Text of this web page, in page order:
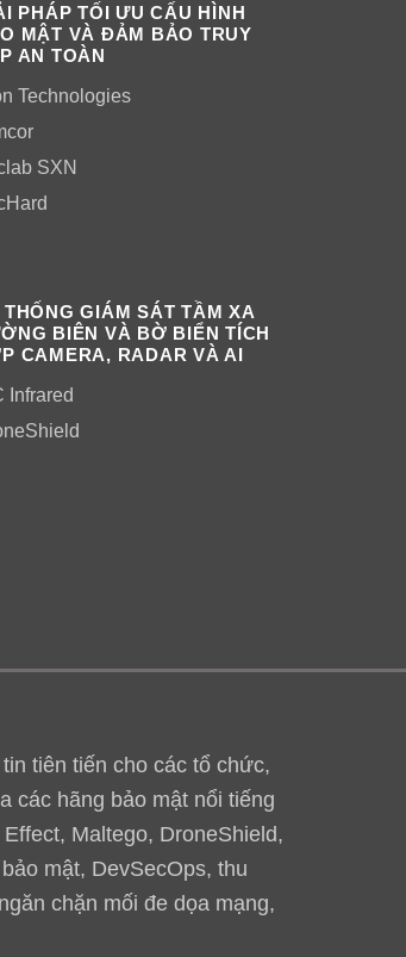
PHÁP TỐI ƯU CẤU HÌNH
MẬT VÀ ĐẢM BẢO TRUY
AN TOÀN
Technologies
SXN
THỐNG GIÁM SÁT TẦM XA
BIÊN VÀ BỜ BIỂN TÍCH
CAMERA, RADAR VÀ AI
Infrared
tiên tiến cho các tổ chức,
các hãng bảo mật nổi tiếng
Maltego, DroneShield,
mật, DevSecOps, thu
chặn mối đe dọa mạng,